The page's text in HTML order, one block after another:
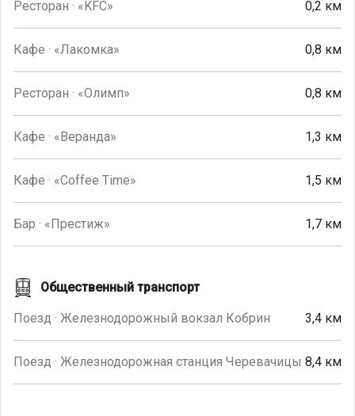
Ресторан · «KFC» 0,2 км
Кафе · «Лакомка» 0,8 км
Ресторан · «Олимп» 0,8 км
Кафе · «Веранда» 1,3 км
Кафе · «Coffee Time» 1,5 км
Бар · «Престиж» 1,7 км
Общественный транспорт
Поезд · Железнодорожный вокзал Кобрин 3,4 км
Поезд · Железнодорожная станция Черевачицы 8,4 км